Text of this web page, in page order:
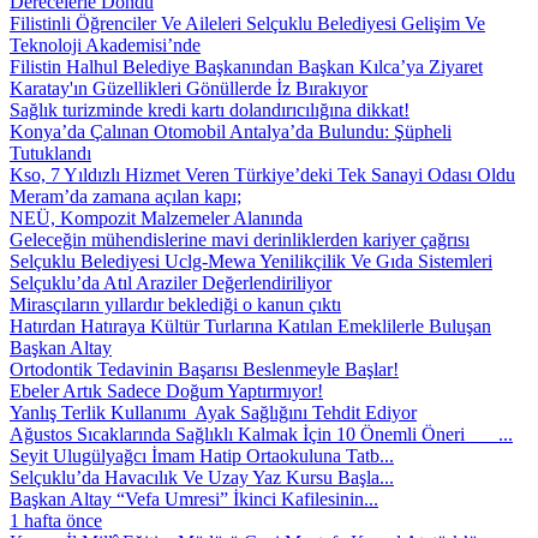
Filistinli Öğrenciler Ve Aileleri Selçuklu Belediyesi Gelişim Ve
Teknoloji Akademisi’nde
Filistin Halhul Belediye Başkanından Başkan Kılca’ya Ziyaret
Karatay'ın Güzellikleri Gönüllerde İz Bırakıyor
Sağlık turizminde kredi kartı dolandırıcılığına dikkat!
Konya’da Çalınan Otomobil Antalya’da Bulundu: Şüpheli
Tutuklandı
Kso, 7 Yıldızlı Hizmet Veren Türkiye’deki Tek Sanayi Odası Oldu
Meram’da zamana açılan kapı;
NEÜ, Kompozit Malzemeler Alanında
Geleceğin mühendislerine mavi derinliklerden kariyer çağrısı
Selçuklu Belediyesi Uclg-Mewa Yenilikçilik Ve Gıda Sistemleri
Selçuklu’da Atıl Araziler Değerlendiriliyor
Mirasçıların yıllardır beklediği o kanun çıktı
Hatırdan Hatıraya Kültür Turlarına Katılan Emeklilerle Buluşan
Başkan Altay
Ortodontik Tedavinin Başarısı Beslenmeyle Başlar!
Ebeler Artık Sadece Doğum Yaptırmıyor!
Yanlış Terlik Kullanımı Ayak Sağlığını Tehdit Ediyor
Ağustos Sıcaklarında Sağlıklı Kalmak İçin 10 Önemli Öneri ...
Seyit Ulugülyağcı İmam Hatip Ortaokuluna Tatb...
Selçuklu’da Havacılık Ve Uzay Yaz Kursu Başla...
Başkan Altay “Vefa Umresi” İkinci Kafilesinin...
1 hafta önce